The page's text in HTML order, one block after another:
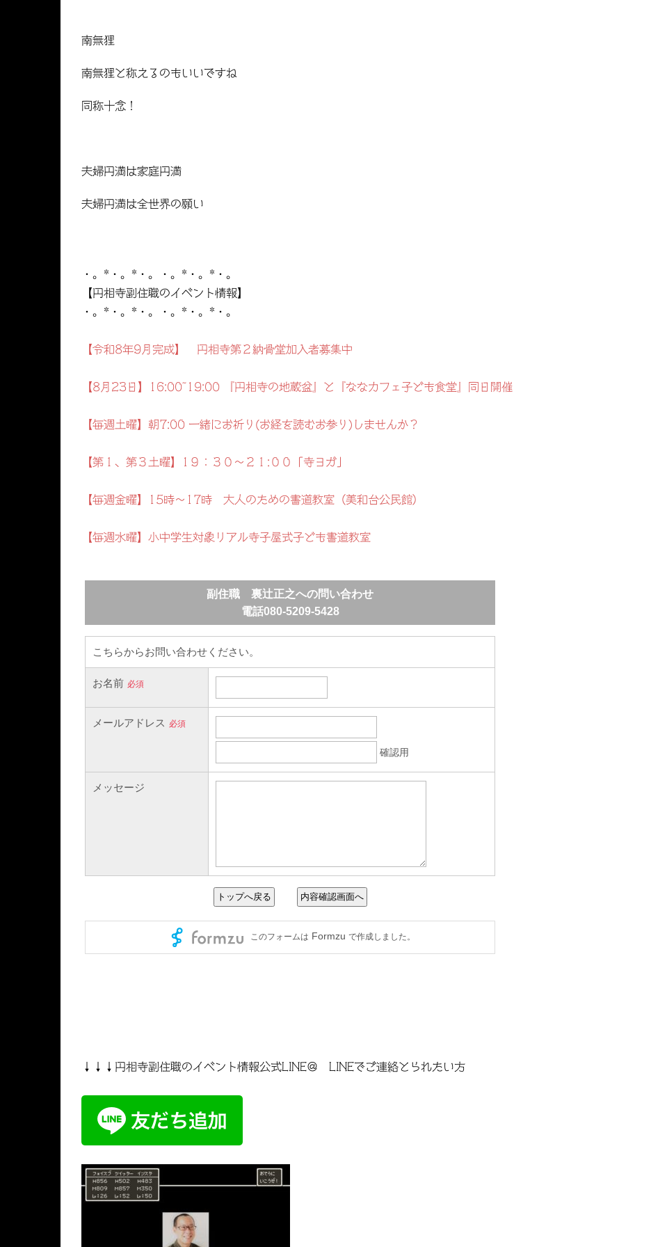
南無狸
南無狸と称えるのもいいですね
同称十念！
夫婦円満は家庭円満
夫婦円満は全世界の願い
・。*・。*・。・。*・。*・。
【円相寺副住職のイベント情報】
・。*・。*・。・。*・。*・。
【令和8年9月完成】 円相寺第２納骨堂加入者募集中
【8月23日】16:00~19:00 『円相寺の地蔵盆』と『ななカフェ子ども食堂』同日開催
【毎週土曜】朝7:00 一緒にお祈り(お経を読むお参り)しませんか？
【第１、第３土曜】1９：３０～２１:００「寺ヨガ」
【毎週金曜】15時～17時 大人のための書道教室（美和台公民館）
【毎週水曜】小中学生対象リアル寺子屋式子ども書道教室
↓↓↓円相寺副住職のイベント情報公式LINE＠ LINEでご連絡とられたい方